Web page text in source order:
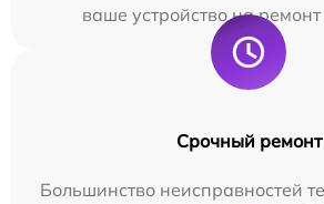
ваше устройство на
Срочный ремонт
Большинство неисправностей